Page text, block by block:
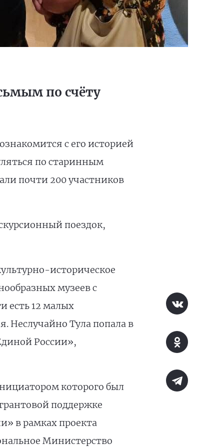
по счёту
с его историей
по старинным
почти 200 участников
поездок,
историческое
музеев с
есть 12 малых
Неслучайно Тула попала в
России»,
которого был
поддержке
в рамках проекта
Министерство